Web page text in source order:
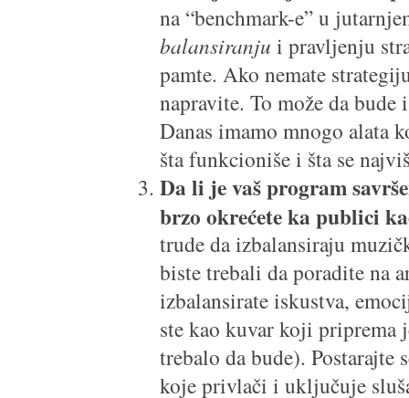
na “benchmark-e” u
balansiranju i pravljenju
pamte. Ako nemate
napravite. To može da bude
Danas imamo mnogo alata
šta funkcioniše i šta se
Da li je vaš program
brzo okrećete ka publici
trude da izbalansiraju
biste trebali da poradite na
izbalansirate iskustva,
ste kao kuvar koji
trebalo da bude). Postarajte
koje privlači i uključuje